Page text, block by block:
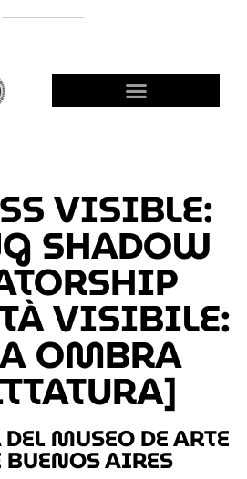
VISIBLE:
SHADOW
VISIBILE:
OMBRA
MUSEO DE ARTE
AIRES